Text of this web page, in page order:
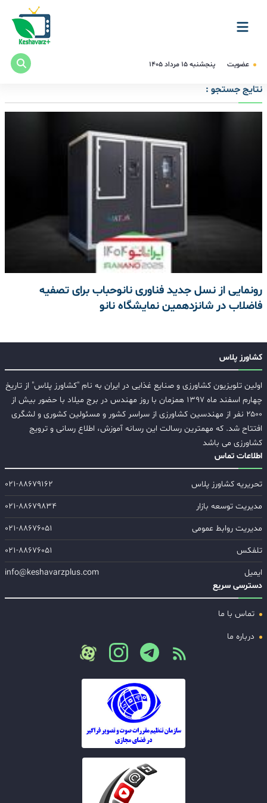
عضویت پنجشنبه ۱۵ مرداد ۱۴۰۵
نتایج جستجو :
رونمایی از نسل جدید فناوری نانوحباب برای تصفیه
فاضلاب در شانزدهمین نمایشگاه نانو
کشاورز پلاس
اولین تلویزیون کشاورزی و صنایع غذایی در ایران به نام "کشاورز پلاس" از تاریخ
چهارم اسفند ماه ۱۳۹۷ همزمان با روز مهندس در برج میلاد با حضور بیش از
۲۵۰۰ نفر از مهندسین کشاورزی از سراسر کشور و مسئولین کشوری و لشگری
افتتاح شد. که مهمترین رسالت این رسانه آموزش، اطلاع رسانی و ترویج
کشاورزی می باشد
اطلاعات تماس
تحریریه کشاورز پلاس
۰۲۱-۸۸۶۷۹۱۶۲
مدیریت توسعه بازار
۰۲۱-۸۸۶۷۹۸۳۴
مدیریت روابط عمومی
۰۲۱-۸۸۶۷۶۰۵۱
تلفکس
۰۲۱-۸۸۶۷۶۰۵۱
ایمیل
info@keshavarzplus.com
دسترسی سریع
تماس با ما
درباره ما